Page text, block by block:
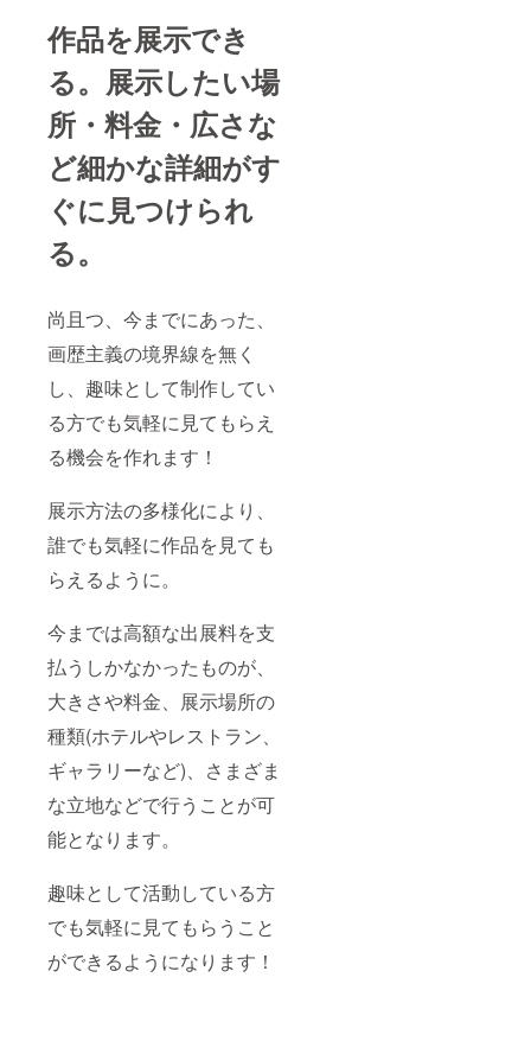
作品を展示でき
る。 展示したい場
所・料金・広さな
ど細かな詳細がす
ぐに見つけられ
る。
尚且つ、今までにあった、
画歴主義の境界線を無く
し、趣味として制作してい
る方でも気軽に見てもらえ
る機会を作れます！
展示方法の多様化により、
誰でも気軽に作品を見ても
らえるように。
今までは高額な出展料を支
払うしかなかったものが、
大きさや料金、展示場所の
種類(ホテルやレストラン、
ギャラリーなど)、さまざま
な立地などで行うことが可
能となります。
趣味として活動している方
でも気軽に見てもらうこと
ができるようになります！